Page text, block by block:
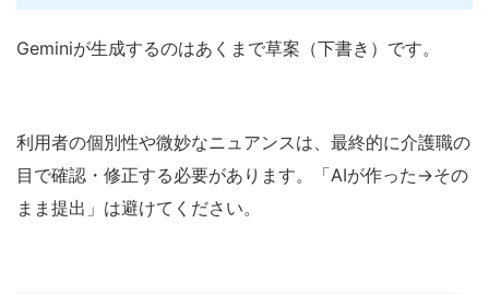
Geminiが生成するのはあくまで草案（下書き）です。
利用者の個別性や微妙なニュアンスは、最終的に介護職の
目で確認・修正する必要があります。「AIが作った→その
まま提出」は避けてください。